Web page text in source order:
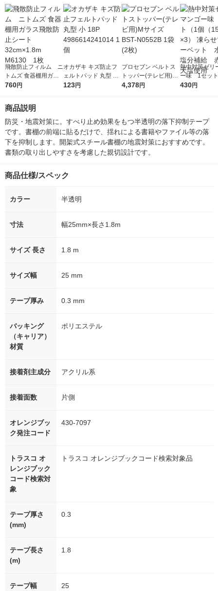
飛散防止フィルム ニ
トムズ 食器棚用ガラ
ス飛散防止シート 3
760円
オカザキ キズ防止フ
ェルトパッド 丸型 小
18P 4986614241014
123円
プロセブン ベルトス
トッパー(テレビ用)M
サイズ BST-N0552B 1
4,378円
熱中対策ゼリ
ー味 1セッ
（150g）×3
430円
商品説明
防災・地震対策に。すべり止め効果をもつ半透明の落下抑制テープ
です。書棚の前端に貼るだけで、揺れによる書籍やファイル等の落
下を抑制します。開架式スチール書棚の地震対策におすすめです。
書類の取り出しやすさを考慮した親切設計です。
商品仕様/スペック
カラー 半透明
寸法 幅25mm×長さ1.8m
サイズ 長さ 1.8 m
サイズ幅 25 mm
テープ厚み 0.3 mm
バッキング
（キャリア）
材質
ポリエステル
接着剤主成分 アクリル系
接着面数 片側
オレンジブッ
ク発注コード
430-7097
トラスコ オ
レンジブック
コード検索対
象
トラスコ オレンジブックコード検索対象品
テープ厚さ
(mm)
0.3
テープ長さ
(m)
1.8
テープ幅 25